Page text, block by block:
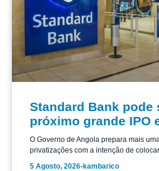
Standard Bank pode
próximo grande IPO
O Governo de Angola prepara mais
privatizações com a intenção de colocar
5 Agosto, 2026-kambarico